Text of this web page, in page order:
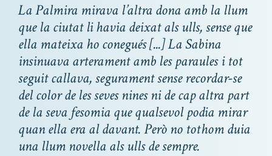
La Palmira mirava l’altra dona amb la llum
que la ciutat li havia deixat als ulls, sense que
ella mateixa ho conegués [...] La Sabina
insinuava arterament amb les paraules i tot
seguit callava, segurament sense recordar-se
del color de les seves nines ni de cap altra part
de la seva fesomia que qualsevol podia mirar
quan ella era al davant. Però no tothom duia
una llum novella als ulls de sempre.